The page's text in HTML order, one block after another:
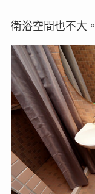
衛浴空間也不大。